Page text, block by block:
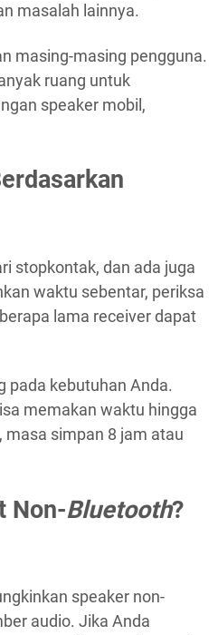
masalah lainnya.
masing-masing pengguna.
ruang untuk
speaker mobil,
stopkontak, dan ada juga
waktu sebentar, periksa
lama receiver dapat
pada kebutuhan Anda.
memakan waktu hingga
masa simpan 8 jam atau
Non-Bluetooth?
speaker non-
audio. Jika Anda